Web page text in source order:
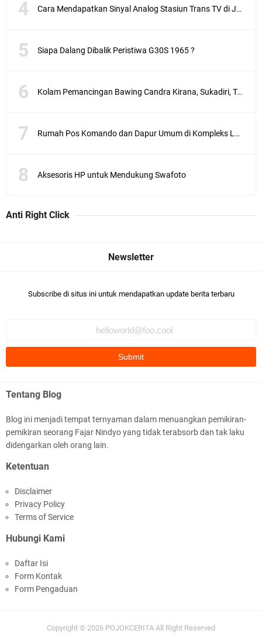
Cara Mendapatkan Sinyal Analog Stasiun Trans TV di Jakarta
Siapa Dalang Dibalik Peristiwa G30S 1965 ?
Kolam Pemancingan Bawing Candra Kirana, Sukadiri, Tangerang
Rumah Pos Komando dan Dapur Umum di Kompleks Lubang Buaya Jakarta
Aksesoris HP untuk Mendukung Swafoto
Anti Right Click
Subscribe di situs ini untuk mendapatkan update berita terbaru
Tentang Blog
Blog ini menjadi tempat ternyaman dalam menuangkan pemikiran-
pemikiran seorang Fajar Nindyo yang tidak terabsorb dan tak laku
didengarkan oleh orang lain.
Ketentuan
Disclaimer
Privacy Policy
Terms of Service
Hubungi Kami
Daftar Isi
Form Kontak
Form Pengaduan
Copyright © 2026 POJOKCERITA All Right Reserved